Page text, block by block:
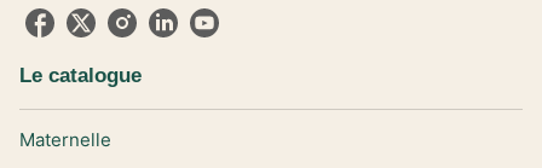
Le catalogue
Maternelle